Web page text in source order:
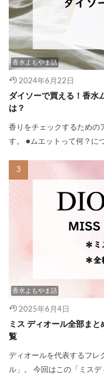
香水よもやま話
2024年6月22日
ダイソーで買える！香水
は？
香りをチェックするための
す。 ●ムエットって何？に
香水よもやま話
2025年6月4日
ミス ディオール全部ま
覧
ディオールを代表するフレ
ル」。 今回はこの「ミスデ